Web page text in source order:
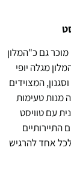
גם כ"המלון
מגלה יופי
המצוידים
מנות טעימות
עם טוויסט
התיירותיים
אחד להרגיש